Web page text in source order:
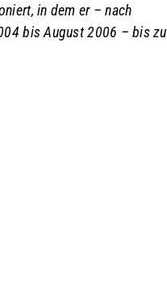
in dem er – nach
bis August 2006 – bis zu